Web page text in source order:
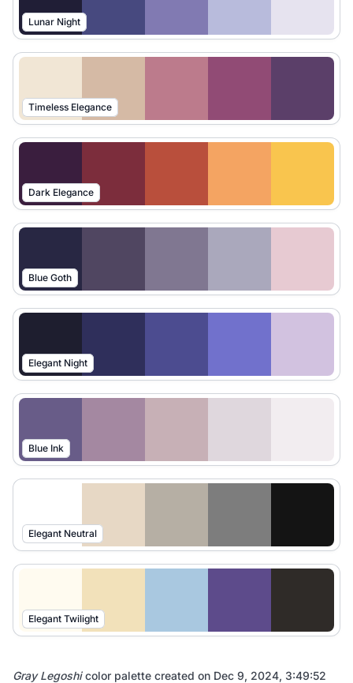
Lunar Night
Timeless Elegance
Dark Elegance
Blue Goth
Elegant Night
Blue Ink
Elegant Neutral
Elegant Twilight
Gray Legoshicolor palette created on Dec 9, 2024, 3:49:52